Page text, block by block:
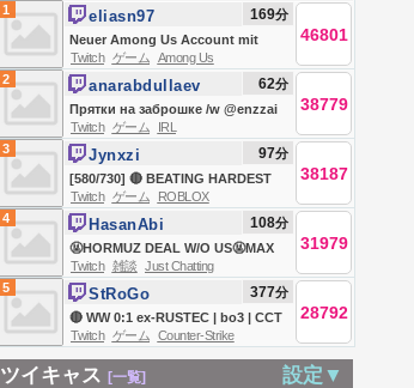
1
Neuer Among Us Account mit
fatalem Squad🔥 | !iconleague
!doku !eligella !gaming
eliasn97 169分
46801
Twitch ゲーム Among Us
2
Прятки на заброшке /w @enzzai
@misolo3 @daxak Эксити
Пускайф
anarabdullaev 62分
38779
Twitch ゲーム
IRL
3
[580/730] 🔴 BEATING HARDEST
ROBLOX LEVEL W/ STEAK -> YOU
vs RANK You Deserve 🔴
Jynxzi 97分
38187
Twitch ゲーム
ROBLOX
4
🤬HORMUZ DEAL W/O US🤬MAX
MILLER ABUSE🤬STRAIT CLOSED
🤬PUBLIC ENEMY #1🤬DEMS
DONT UNDERSTAND LEFT
HasanAbi 108分
31979
Twitch 雑談 Just Chatting
5
🔴 WW 0:1 ex-RUSTEC | bo3 | CCT
2026 Europe Series 6 | @deko
@ct0m @m3wsu @keliencs |
StRoGo 377分
28792
Twitch ゲーム Counter-Strike
ツイキャス [一覧] 設定▼